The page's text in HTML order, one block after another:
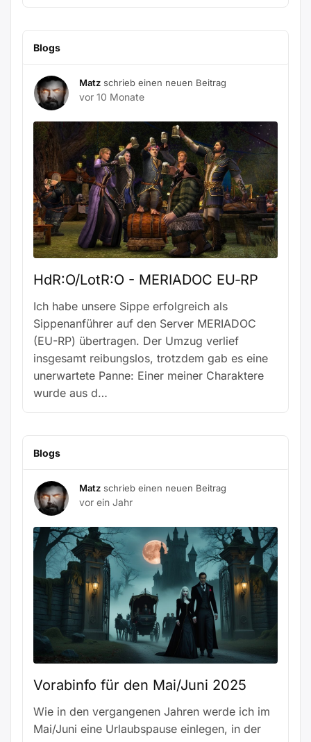
Blogs
Matz schrieb einen neuen Beitrag
vor 10 Monate
HdR:O/LotR:O - MERIADOC EU‑RP
Ich habe unsere Sippe erfolgreich als
Sippenanführer auf den Server MERIADOC
(EU-RP) übertragen. Der Umzug verlief
insgesamt reibungslos, trotzdem gab es eine
unerwartete Panne: Einer meiner Charaktere
wurde aus d…
Blogs
Matz schrieb einen neuen Beitrag
vor ein Jahr
Vorabinfo für den Mai/Juni 2025
Wie in den vergangenen Jahren werde ich im
Mai/Juni eine Urlaubspause einlegen, in der